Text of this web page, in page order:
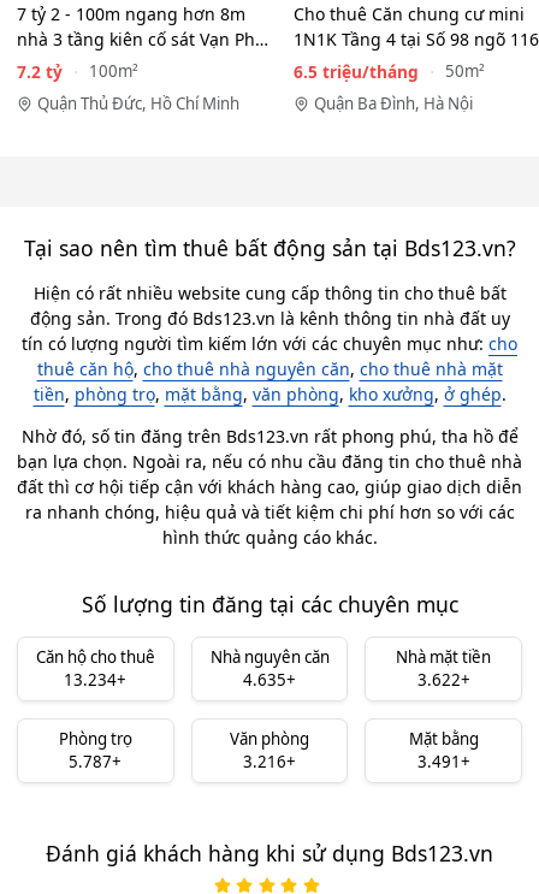
7 tỷ 2 - 100m ngang hơn 8m
nhà 3 tầng kiên cố sát Vạn Phúc
City - HẺM XE HƠI…
7.2 tỷ
100m²
Quận Thủ Đức, Hồ Chí Minh
Cho thuê Căn chung cư mini
1N1K Tầng 4 tại Số 98 ngõ 116
Phan Kế Bính, Ba Đình.…
6.5 triệu/tháng
50m²
Quận Ba Đình, Hà Nội
Tại sao nên tìm thuê bất động sản tại Bds123.vn?
Hiện có rất nhiều website cung cấp thông tin cho thuê bất
động sản. Trong đó Bds123.vn là kênh thông tin nhà đất uy
tín có lượng người tìm kiếm lớn với các chuyên mục như: cho
thuê căn hộ, cho thuê nhà nguyên căn, cho thuê nhà mặt
tiền, phòng trọ, mặt bằng, văn phòng, kho xưởng, ở ghép.
Nhờ đó, số tin đăng trên Bds123.vn rất phong phú, tha hồ để
bạn lựa chọn. Ngoài ra, nếu có nhu cầu đăng tin cho thuê nhà
đất thì cơ hội tiếp cận với khách hàng cao, giúp giao dịch diễn
ra nhanh chóng, hiệu quả và tiết kiệm chi phí hơn so với các
hình thức quảng cáo khác.
Số lượng tin đăng tại các chuyên mục
Căn hộ cho thuê
13.234+
Nhà nguyên căn
4.635+
Nhà mặt tiền
3.622+
Phòng trọ
5.787+
Văn phòng
3.216+
Mặt bằng
3.491+
Đánh giá khách hàng khi sử dụng Bds123.vn